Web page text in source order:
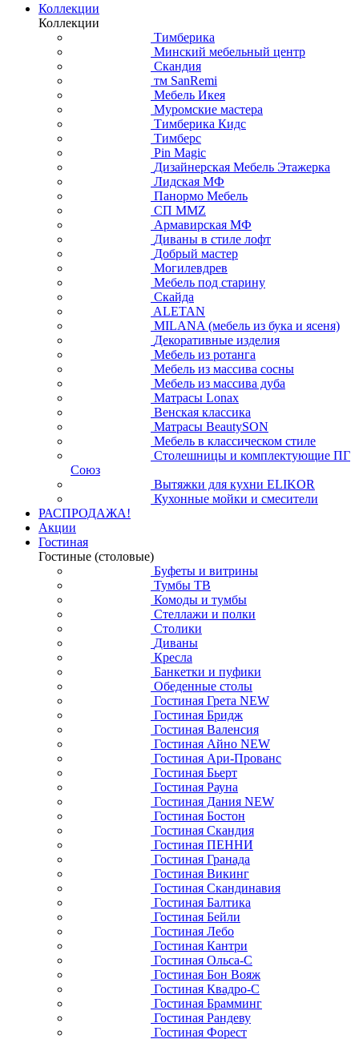
Коллекции
Коллекции
Тимберика
Минский мебельный центр
Скандия
тм SanRemi
Мебель Икея
Муромские мастера
Тимберика Кидс
Тимберс
Pin Magic
Дизайнерская Мебель Этажерка
Лидская МФ
Панормо Мебель
СП ММZ
Армавирская МФ
Диваны в стиле лофт
Добрый мастер
Могилевдрев
Мебель под старину
Скайда
ALETAN
MILANA (мебель из бука и ясеня)
Декоративные изделия
Мебель из ротанга
Мебель из массива сосны
Мебель из массива дуба
Матрасы Lonax
Венская классика
Матрасы BeautySON
Мебель в классическом стиле
Столешницы и комплектующие ПГ
Союз
Вытяжки для кухни ELIKOR
Кухонные мойки и смесители
РАСПРОДАЖА!
Акции
Гостиная
Гостиные (столовые)
Буфеты и витрины
Тумбы ТВ
Комоды и тумбы
Стеллажи и полки
Столики
Диваны
Кресла
Банкетки и пуфики
Обеденные столы
Гостиная Грета NEW
Гостиная Бридж
Гостиная Валенсия
Гостиная Айно NEW
Гостиная Ари-Прованс
Гостиная Бьерт
Гостиная Рауна
Гостиная Дания NEW
Гостиная Бостон
Гостиная Скандия
Гостиная ПЕННИ
Гостиная Гранада
Гостиная Викинг
Гостиная Скандинавия
Гостиная Балтика
Гостиная Бейли
Гостиная Лебо
Гостиная Кантри
Гостиная Ольса-С
Гостиная Бон Вояж
Гостиная Квадро-С
Гостиная Брамминг
Гостиная Рандеву
Гостиная Форест